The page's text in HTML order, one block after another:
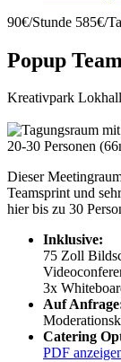
90€/Stunde 585€/
Popup
Kreativpark
20-30 Personen
Dieser
Teamsprint und
hier bis zu 30
Inklusive:
75 Zoll
3x
Auf
Catering
PDF